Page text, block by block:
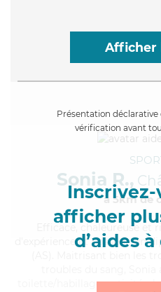
Afficher
Présentation
vérification avant
afficher
d’aides
Sonia R.,
à 5km de
, chaleureuse et
d'expérience et possède un
toilette/habillage, activités,